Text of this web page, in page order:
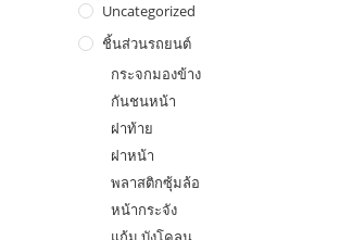
Uncategorized
ชิ้นส่วนรถยนต์
กระจกมองข้าง
กันชนหน้า
ฝาท้าย
ฝาหน้า
พลาสติกซุ้มล้อ
หน้ากระจัง